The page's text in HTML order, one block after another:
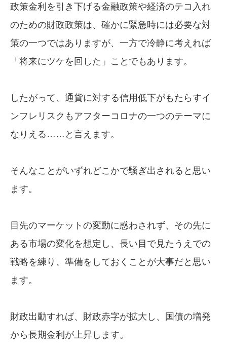
政策金利を引き下げる金融政策や経済のテコ入れ
のための財政政策は、確かに緊急時には必要な対
策の一つではありますが、一方で冷静に考えれば
「将来にツケを回した」ことでもあります。
したがって、通貨に対する信用低下がもたらすイ
ンフレリスクもアフターコロナの一つのテーマに
なりえる……と言えます。
そんなことがいずれどこかで騒ぎ出されると思い
ます。
目先のマーケットの変動に惑わされず、その先に
ある市場の変化を想定し、長い目で見たうえでの
戦略を練り、準備をしておくことが大事だと思い
ます。
財政出動すれば、財政赤字が拡大し、国債の増発
から長期金利が上昇します。